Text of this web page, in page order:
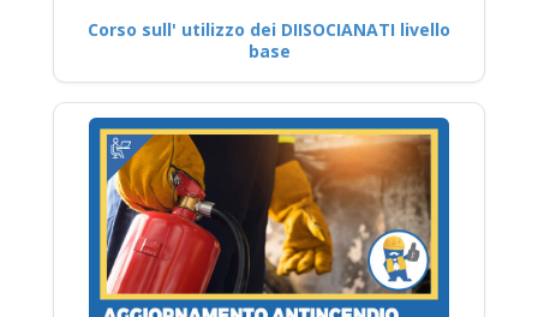
Corso sull' utilizzo dei DIISOCIANATI livello
base